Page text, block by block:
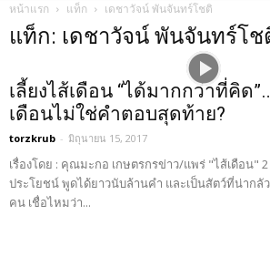
หน้าแรก แท็ก เดชาวัจน์ พันจันทร์โชติ
แท็ก: เดชาวัจน์ พันจันทร์โช
เลี้ยงไส้เดือน “ได้มากกว่าที่คิด
เดือนไม่ใช่คำตอบสุดท้าย?
torzkrub - มิถุนายน 15, 2017
เรื่องโดย : คุณมะกอ เกษตรกรข่าว/แพร่ "ไส้เดือน"
ประโยชน์ พูดได้ยาวนับล้านคำ และเป็นสัตว์ที่น่ากลั
คน เชื่อไหมว่า...